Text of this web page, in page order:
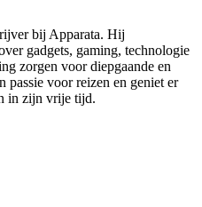
bij Apparata. Hij
gadgets, gaming, technologie
zorgen voor diepgaande en
passie voor reizen en geniet er
in zijn vrije tijd.